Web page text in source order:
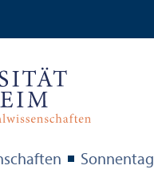
Sonnentag